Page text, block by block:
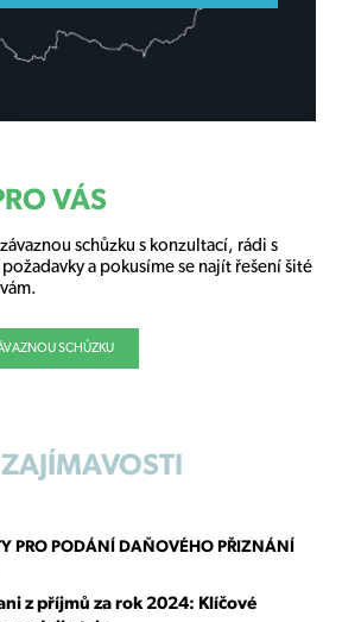
VÁS
schůzku s konzultací, rádi s
a pokusíme se najít řešení šité
SCHŮZKU
PRO PODÁNÍ DAŇOVÉHO PŘIZNÁNÍ
z příjmů za rok 2024: Klíčové